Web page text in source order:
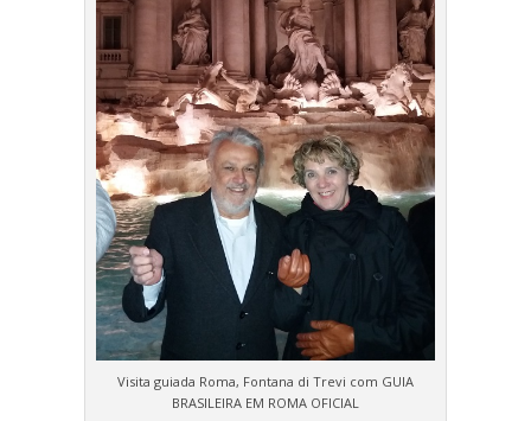
Visita guiada Roma, Fontana di Trevi com GUIA
BRASILEIRA EM ROMA OFICIAL